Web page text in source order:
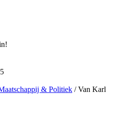
& Politiek / Van Karl